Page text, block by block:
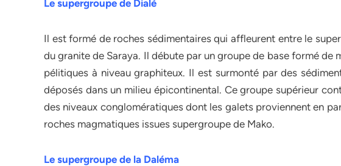
Le supergroupe de Dialé
Il est formé de roches sédimentaires qui affleurent entre le
du granite de Saraya. Il débute par un groupe de base formé de
pélitiques à niveau graphiteux. Il est surmonté par des
déposés dans un milieu épicontinental. Ce groupe supérieur
des niveaux conglomératiques dont les galets proviennent en
roches magmatiques issues supergroupe de Mako.
Le supergroupe de la Daléma